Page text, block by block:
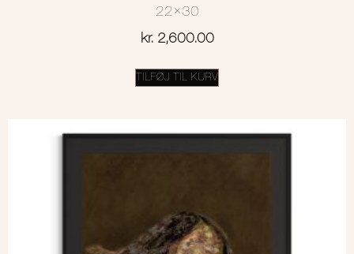
22×30
kr.2,600.00
TILFØJ TIL KURV